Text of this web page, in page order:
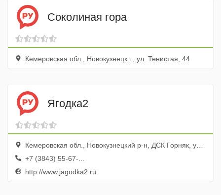
Соколиная гора
Кемеровская обл., Новокузнецк г., ул. Тенистая, 44
Ягодка2
Кемеровская обл., Новокузнецкий р-н, ДСК Горняк, ул. Ручейная, 1а
+7 (3843) 55-67-...
http://www.jagodka2.ru